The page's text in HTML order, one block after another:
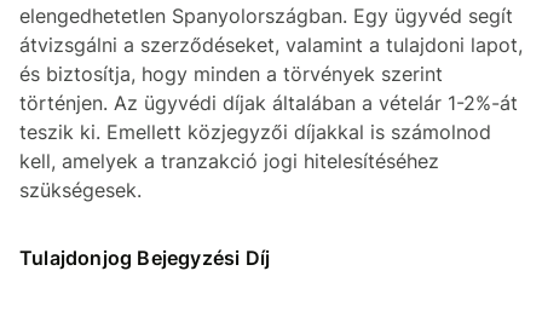
elengedhetetlen Spanyolországban. Egy ügyvéd segít
átvizsgálni a szerződéseket, valamint a tulajdoni lapot,
és biztosítja, hogy minden a törvények szerint
történjen. Az ügyvédi díjak általában a vételár 1-2%-át
teszik ki. Emellett közjegyzői díjakkal is számolnod
kell, amelyek a tranzakció jogi hitelesítéséhez
szükségesek.
Tulajdonjog Bejegyzési Díj